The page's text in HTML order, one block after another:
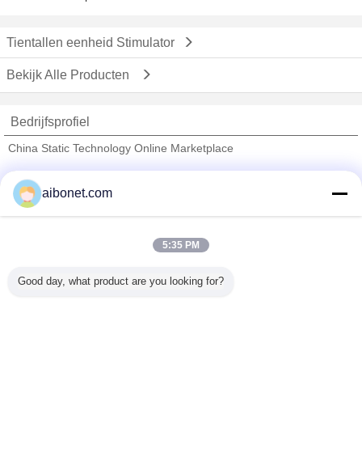
Tientallen eenheid Stimulator
Bekijk Alle Producten
Bedrijfsprofiel
China Static Technology Online Marketplace
Trust Seal
Alle producten
aibonet.com
5:35 PM
Good day, what product are you looking for?